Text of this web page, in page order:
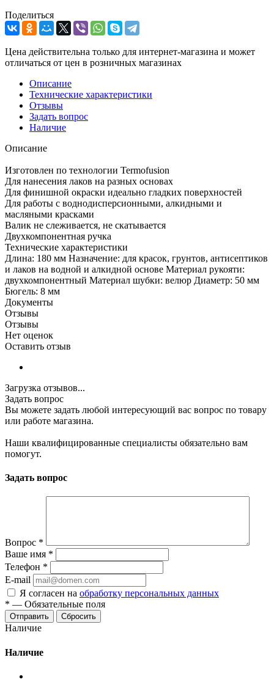
Поделиться
Цена действительна только для интернет-магазина и может
отличаться от цен в розничных магазинах
Описание
Технические характеристики
Отзывы
Задать вопрос
Наличие
Описание
Изготовлен по технологии Termofusion
Для нанесения лаков на разных основах
Для финишной окраски идеально гладких поверхностей
Для работы с воднодисперсионными, алкидными и
масляными красками
Валик не слеживается, не скатывается
Двухкомпонентная ручка
Технические характеристики
Длина: 180 мм Назначение: для красок, грунтов, антисептиков
и лаков на водной и алкидной основе Материал рукояти:
двухкомпонентный Материал шубки: велюр Диаметр: 50 мм
Бюгель: 8 мм
Документы
Отзывы
Отзывы
Нет оценок
Оставить отзыв
Загрузка отзывов...
Задать вопрос
Вы можете задать любой интересующий вас вопрос по товару
или работе магазина.
Наши квалифицированные специалисты обязательно вам
помогут.
Задать вопрос
Вопрос *
Ваше имя *
Телефон *
E-mail
Я согласен на обработку персональных данных
* — Обязательные поля
Сбросить
Наличие
Наличие